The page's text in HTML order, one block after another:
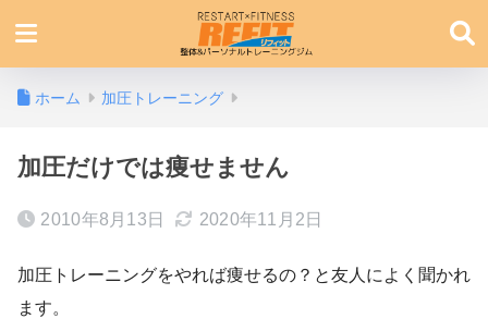
ホーム 加圧トレーニング
加圧だけでは痩せません
2010年8月13日 2020年11月2日
加圧トレーニングをやれば痩せるの？と友人によく聞かれ
ます。